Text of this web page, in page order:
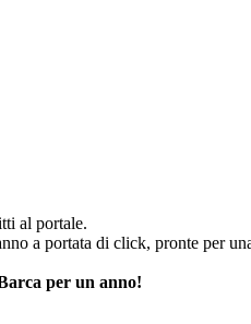
al portale.
a portata di click, pronte per
per un anno!